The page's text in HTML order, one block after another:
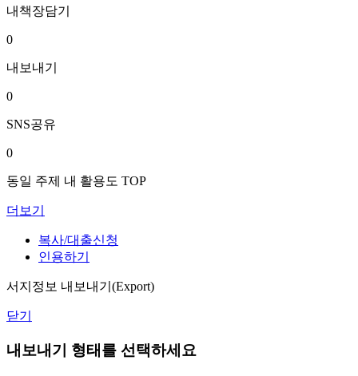
내책장담기
0
내보내기
0
SNS공유
0
동일 주제 내 활용도 TOP
더보기
복사/대출신청
인용하기
서지정보 내보내기(Export)
닫기
내보내기 형태를 선택하세요